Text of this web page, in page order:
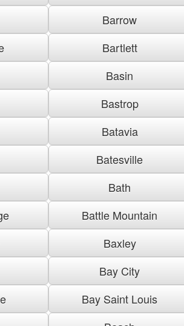
Barrow
Bartlett
Basin
Bastrop
Batavia
Batesville
Bath
Battle Mountain
Baxley
Bay City
Bay Saint Louis